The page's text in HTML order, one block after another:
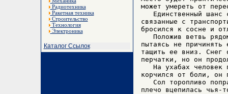
Радиотехника
Ракетная техника
Строительство
Технология
Электроника
Каталог Ссылок
может умереть от
Единственный шанс
связанные с
бросился к сосне и
Положив ветвь
пытаясь не
тащить ее вниз. Снег
перчатки, но он
На ухабах человек
корчился от боли, он
Сол торопливо
плечо вцепилась чья-